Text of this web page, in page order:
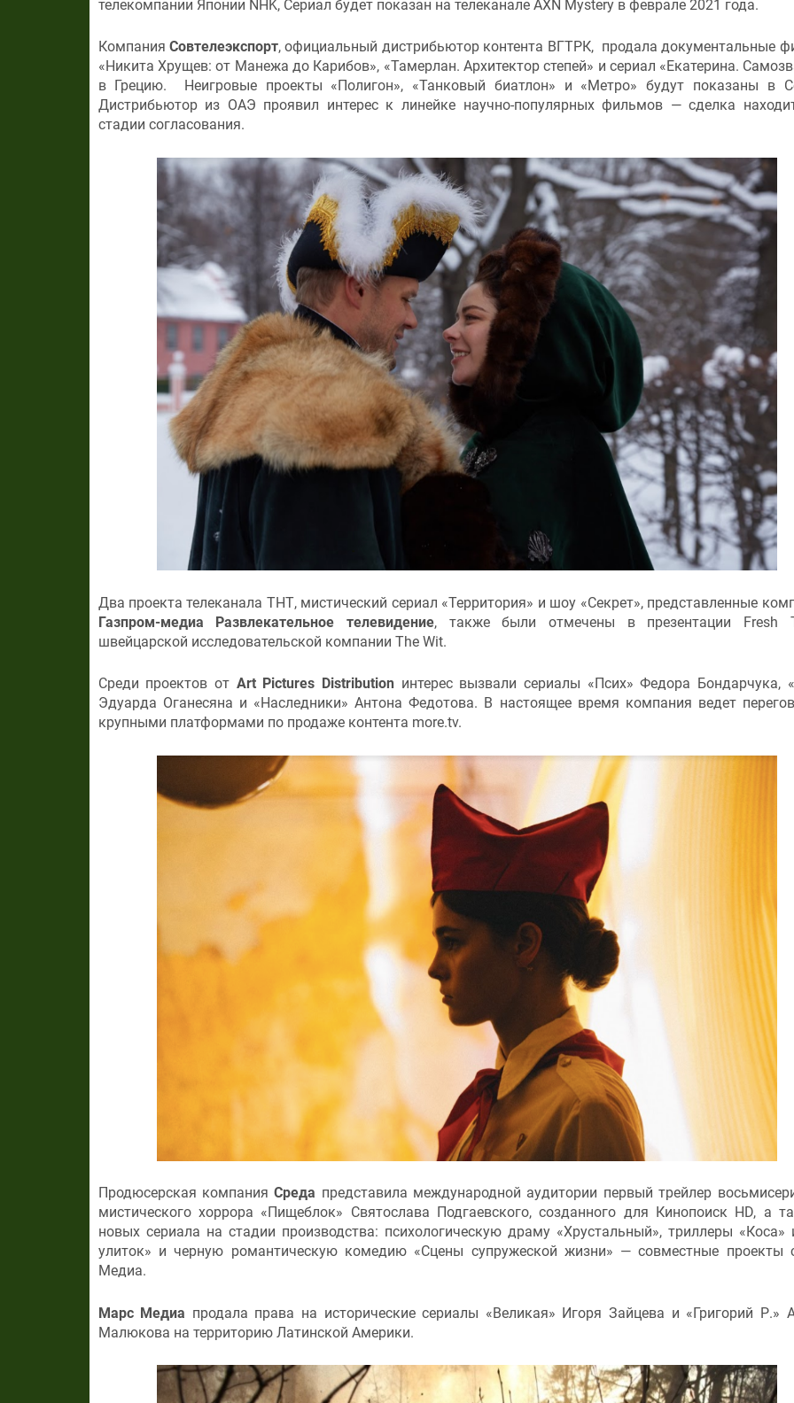
телекомпании Японии NHK, Сериал будет показан на телеканале AXN Mystery в феврале 2021 года.
Компания Совтелеэкспорт, официальный дистрибьютор контента ВГТРК, продала документальные
«Никита Хрущев: от Манежа до Карибов», «Тамерлан. Архитектор степей» и сериал «Екатерина.
в Грецию. Неигровые проекты «Полигон», «Танковый биатлон» и «Метро» будут показаны в
Дистрибьютор из ОАЭ проявил интерес к линейке научно-популярных фильмов — сделка
стадии согласования.
Два проекта телеканала ТНТ, мистический сериал «Территория» и шоу «Секрет», представленные
Газпром-медиа Развлекательное телевидение, также были отмечены в презентации Fresh
швейцарской исследовательской компании The Wit.
Среди проектов от Art Pictures Distribution интерес вызвали сериалы «Псих» Федора Бондарчука,
Эдуарда Оганесяна и «Наследники» Антона Федотова. В настоящее время компания ведет
крупными платформами по продаже контента more.tv.
Продюсерская компания Среда представила международной аудитории первый трейлер
мистического хоррора «Пищеблок» Святослава Подгаевского, созданного для Кинопоиск HD, а
новых сериала на стадии производства: психологическую драму «Хрустальный», триллеры «Коса»
улиток» и черную романтическую комедию «Сцены супружеской жизни» — совместные
Медиа.
Марс Медиа продала права на исторические сериалы «Великая» Игоря Зайцева и «Григорий Р.»
Малюкова на территорию Латинской Америки.